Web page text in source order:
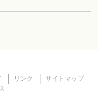
リンク
サイトマップ